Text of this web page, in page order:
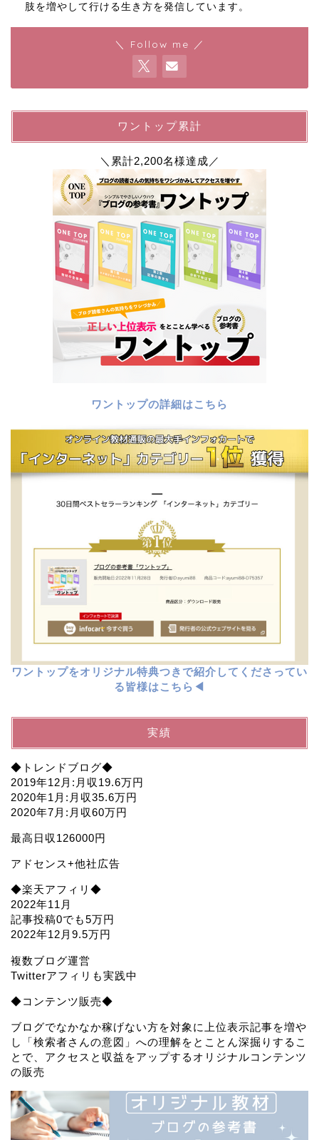
肢を増やして行ける生き方を発信しています。
＼ Follow me ／
ワントップ累計
＼累計2,200名様達成／
ワントップの詳細はこちら
ワントップをオリジナル特典つきで紹介してくださってい
る皆様はこちら◀︎
実績
◆トレンドブログ◆
2019年12月:月収19.6万円
2020年1月:月収35.6万円
2020年7月:月収60万円
最高日収126000円
アドセンス+他社広告
◆楽天アフィリ◆
2022年11月
記事投稿0でも5万円
2022年12月9.5万円
複数ブログ運営
Twitterアフィリも実践中
◆コンテンツ販売◆
ブログでなかなか稼げない方を対象に上位表示記事を増や
し「検索者さんの意図」への理解をとことん深掘りするこ
とで、アクセスと収益をアップするオリジナルコンテンツ
の販売